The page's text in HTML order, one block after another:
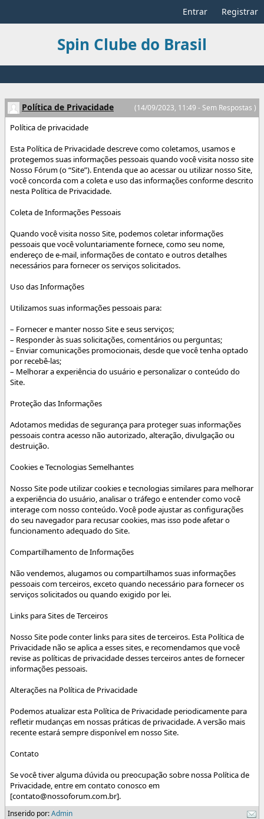
Entrar Registrar
Spin Clube do Brasil
(14/09/2023, 11:49 - Sem Respostas )
Política de Privacidade
Política de privacidade
Esta Política de Privacidade descreve como coletamos, usamos e
protegemos suas informações pessoais quando você visita nosso site
Nosso Fórum (o “Site”). Entenda que ao acessar ou utilizar nosso Site,
você concorda com a coleta e uso das informações conforme descrito
nesta Política de Privacidade.
Coleta de Informações Pessoais
Quando você visita nosso Site, podemos coletar informações
pessoais que você voluntariamente fornece, como seu nome,
endereço de e-mail, informações de contato e outros detalhes
necessários para fornecer os serviços solicitados.
Uso das Informações
Utilizamos suas informações pessoais para:
– Fornecer e manter nosso Site e seus serviços;
– Responder às suas solicitações, comentários ou perguntas;
– Enviar comunicações promocionais, desde que você tenha optado
por recebê-las;
– Melhorar a experiência do usuário e personalizar o conteúdo do
Site.
Proteção das Informações
Adotamos medidas de segurança para proteger suas informações
pessoais contra acesso não autorizado, alteração, divulgação ou
destruição.
Cookies e Tecnologias Semelhantes
Nosso Site pode utilizar cookies e tecnologias similares para melhorar
a experiência do usuário, analisar o tráfego e entender como você
interage com nosso conteúdo. Você pode ajustar as configurações
do seu navegador para recusar cookies, mas isso pode afetar o
funcionamento adequado do Site.
Compartilhamento de Informações
Não vendemos, alugamos ou compartilhamos suas informações
pessoais com terceiros, exceto quando necessário para fornecer os
serviços solicitados ou quando exigido por lei.
Links para Sites de Terceiros
Nosso Site pode conter links para sites de terceiros. Esta Política de
Privacidade não se aplica a esses sites, e recomendamos que você
revise as políticas de privacidade desses terceiros antes de fornecer
informações pessoais.
Alterações na Política de Privacidade
Podemos atualizar esta Política de Privacidade periodicamente para
refletir mudanças em nossas práticas de privacidade. A versão mais
recente estará sempre disponível em nosso Site.
Contato
Se você tiver alguma dúvida ou preocupação sobre nossa Política de
Privacidade, entre em contato conosco em
[contato@nossoforum.com.br].
Inserido por:Admin